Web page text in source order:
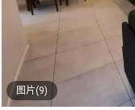
图片(9)